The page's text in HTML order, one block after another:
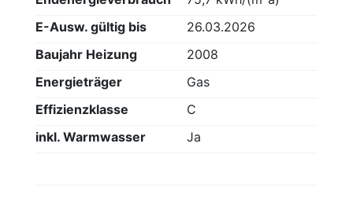
E-Ausw. gültig bis
26.03.2026
Baujahr Heizung
2008
Energieträger
Gas
Effizienzklasse
C
inkl. Warmwasser
Ja